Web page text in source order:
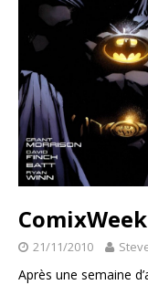
21/11/2010
Après une semaine